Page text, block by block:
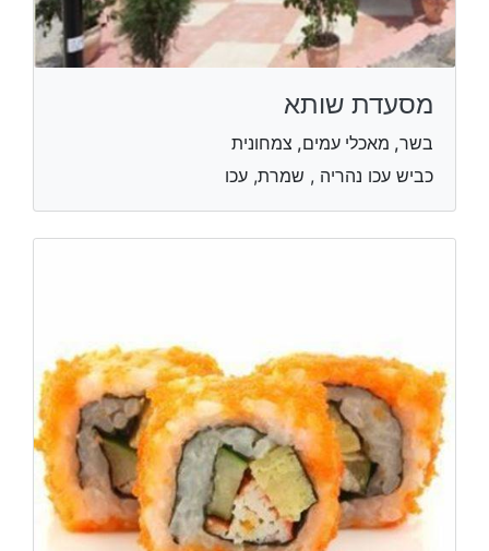
מסעדת שותא
בשר, מאכלי עמים, צמחונית
כביש עכו נהריה , שמרת, עכו